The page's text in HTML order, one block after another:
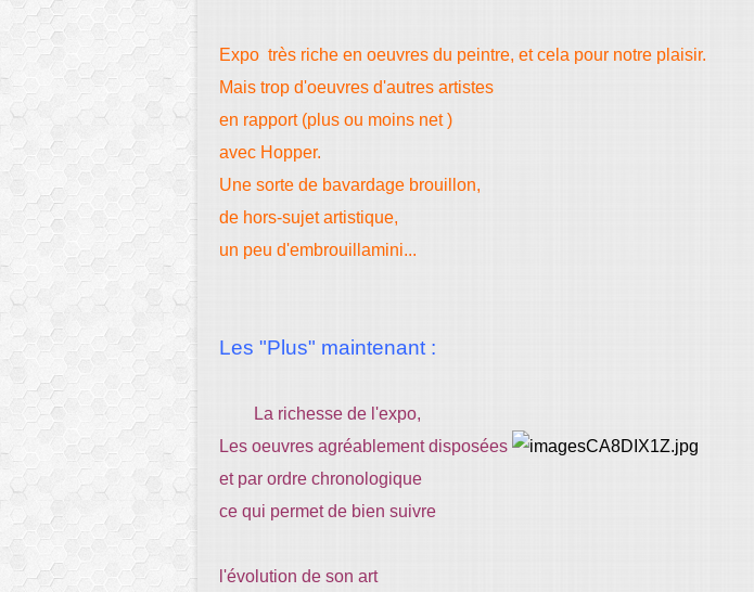
Expo très riche en oeuvres du peintre, et cela pour notre plaisir.
Mais trop d'oeuvres d'autres artistes
en rapport (plus ou moins net )
avec Hopper.
Une sorte de bavardage brouillon,
de hors-sujet artistique,
un peu d'embrouillamini...
Les "Plus" maintenant :
La richesse de l'expo,
Les oeuvres agréablement disposées
et par ordre chronologique
ce qui permet de bien suivre
l'évolution de son art